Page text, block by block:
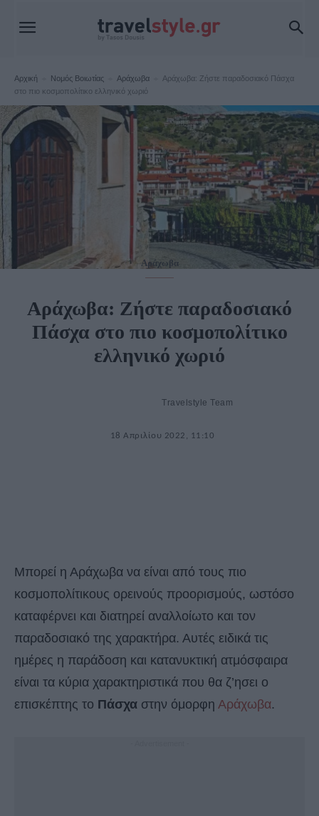
Αρχική Νομός Βοιωτίας Αράχωβα
Αράχωβα: Ζήστε παραδοσιακό Πάσχα
στο πιο κοσμοπολίτικο ελληνικό χωριό
Αράχωβα
Αράχωβα: Ζήστε παραδοσιακό
Πάσχα στο πιο κοσμοπολίτικο
ελληνικό χωριό
Travelstyle Team
18 Απριλίου 2022, 11:10
Μπορεί η Αράχωβα να είναι από τους πιο
κοσμοπολίτικους ορεινούς προορισμούς, ωστόσο
καταφέρνει και διατηρεί αναλλοίωτο και τον
παραδοσιακό της χαρακτήρα. Αυτές ειδικά τις
ημέρες η παράδοση και κατανυκτική ατμόσφαιρα
είναι τα κύρια χαρακτηριστικά που θα ζ’ησει ο
επισκέπτης το Πάσχα στην όμορφη Αράχωβα.